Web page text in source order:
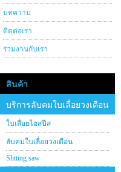
บทความ
ติดต่อเรา
ร่วมงานกับเรา
สินค้า
บริการลับคมใบเลื่อยวงเดือน
ใบเลื่อยไฮสปีส
ลับคมใบเลื่อยวงเดือน
Slitting saw